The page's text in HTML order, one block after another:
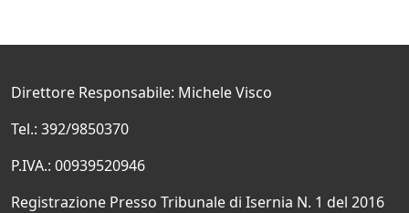
Direttore Responsabile: Michele Visco
Tel.: 392/9850370
P.IVA.: 00939520946
Registrazione Presso Tribunale di Isernia N. 1 del 2016